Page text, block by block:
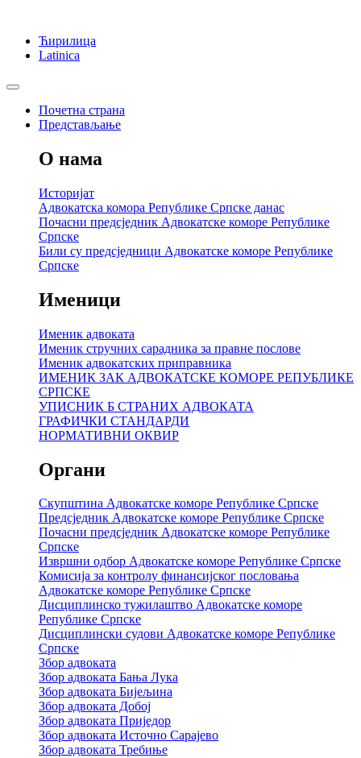
Ћирилица
Latinica
Почетна страна
Представљање
О нама
Историјат
Адвокатска комора Републике Српске данас
Почасни предсједник Адвокатске коморе Републике
Српске
Били су предсједници Адвокатске коморе Републике
Српске
Именици
Именик адвоката
Именик стручних сарадника за правне послове
Именик адвокатских приправника
ИМЕНИК ЗАК АДВОКАТСКЕ КОМОРЕ РЕПУБЛИКЕ
СРПСКЕ
УПИСНИК Б СТРАНИХ АДВОКАТА
ГРАФИЧКИ СТАНДАРДИ
НОРМАТИВНИ ОКВИР
Органи
Скупштина Адвокатске коморе Републике Српске
Предсједник Адвокатске коморе Републике Српске
Почасни предсједник Адвокатске коморе Републике
Српске
Извршни одбор Адвокатске коморе Републике Српске
Комисија за контролу финансијског пословања
Адвокатске коморе Републике Српске
Дисциплинско тужилаштво Адвокатске коморе
Републике Српске
Дисциплински судови Адвокатске коморе Републике
Српске
Збор адвоката
Збор адвоката Бања Лука
Збор адвоката Бијељина
Збор адвоката Добој
Збор адвоката Приједор
Збор адвоката Источно Сарајево
Збор адвоката Требиње